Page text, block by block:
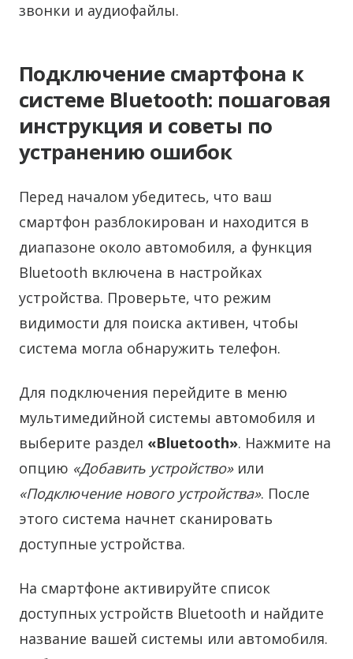
звонки и аудиофайлы.
Подключение смартфона к
системе Bluetooth: пошаговая
инструкция и советы по
устранению ошибок
Перед началом убедитесь, что ваш
смартфон разблокирован и находится в
диапазоне около автомобиля, а функция
Bluetooth включена в настройках
устройства. Проверьте, что режим
видимости для поиска активен, чтобы
система могла обнаружить телефон.
Для подключения перейдите в меню
мультимедийной системы автомобиля и
выберите раздел «Bluetooth». Нажмите на
опцию «Добавить устройство»или
«Подключение нового устройства». После
этого система начнет сканировать
доступные устройства.
На смартфоне активируйте список
доступных устройств Bluetooth и найдите
название вашей системы или автомобиля.